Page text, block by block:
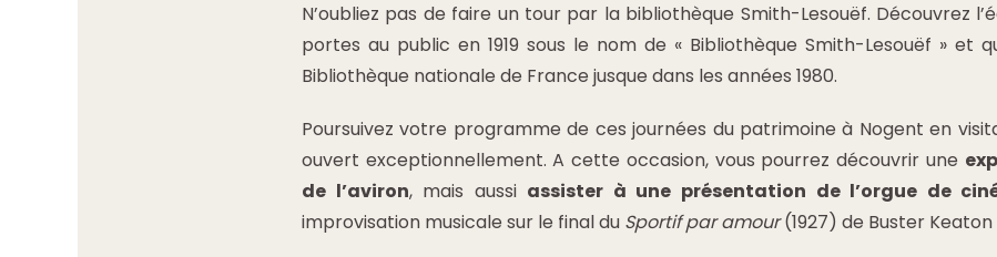
N’oubliez pas de faire un tour par la bibliothèque Smith-Lesouëf. Découvrez
portes au public en 1919 sous le nom de « Bibliothèque Smith-Lesouëf » et
Bibliothèque nationale de France jusque dans les années 1980.
Poursuivez votre programme de ces journées du patrimoine à Nogent en
ouvert exceptionnellement. A cette occasion, vous pourrez découvrir une
de l’aviron, mais aussi assister à une présentation de l’orgue de
improvisation musicale sur le final du Sportif par amour(1927) de Buster